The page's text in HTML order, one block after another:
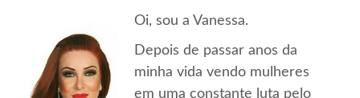
Oi, sou a Vanessa.
Depois de passar anos da
minha vida vendo mulheres
em uma constante luta pelo